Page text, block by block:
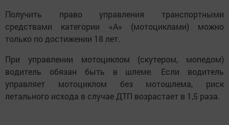
Получить право управления транспортными
средствами категории «А» (мотоциклами) можно
только по достижении 18 лет.
При управлении мотоциклом (скутером, мопедом)
водитель обязан быть в шлеме. Если водитель
управляет мотоциклом без мотошлема, риск
летального исхода в случае ДТП возрастает в 1,5 раза.